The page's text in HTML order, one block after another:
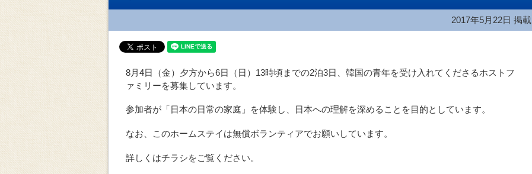
位
2017年5月22日 掲載
8月4日（金）夕方から6日（日）13時頃までの2泊3日、韓国の青年を受け入れてくださるホストフ
ァミリーを募集しています。
参加者が「日本の日常の家庭」を体験し、日本への理解を深めることを目的としています。
なお、このホームステイは無償ボランティアでお願いしています。
詳しくはチラシをご覧ください。